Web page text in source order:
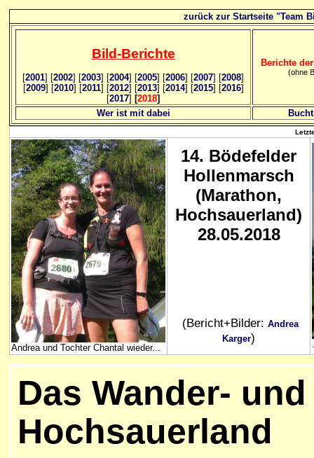
zurück zur Startseite "Team
Bild-Berichte
[2001] [2002] [2003] [2004] [2005] [2006] [2007] [2008]
[2009] [2010] [2011] [2012] [2013] [2014] [2015] [2016]
[2017] [2018]
Berichte
(ohne
Wer ist mit dabei
Andrea und Tochter Chantal wieder...
14. Bödefelder
Hollenmarsch
(Marathon,
Hochsauerland)
28.05.2018
(Bericht+Bilder: Andrea
Karger)
Das Wander-
Hochsauerland